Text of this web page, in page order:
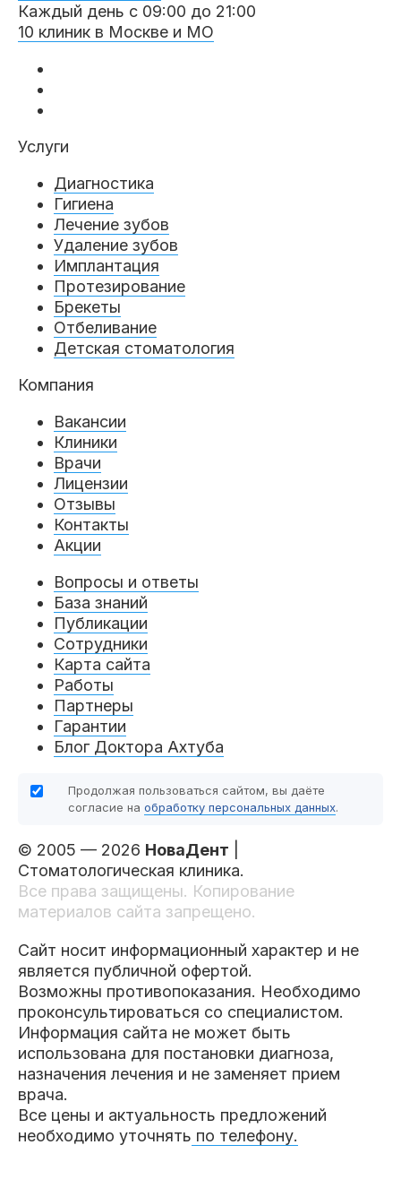
Каждый день с 09:00 до 21:00
10 клиник в Москве и МО
Услуги
Диагностика
Гигиена
Лечение зубов
Удаление зубов
Имплантация
Протезирование
Брекеты
Отбеливание
Детская стоматология
Компания
Вакансии
Клиники
Врачи
Лицензии
Отзывы
Контакты
Акции
Вопросы и ответы
База знаний
Публикации
Сотрудники
Карта сайта
Работы
Партнеры
Гарантии
Блог Доктора Ахтуба
Продолжая пользоваться сайтом, вы даёте
согласие на обработку персональных данных.
© 2005 — 2026 НоваДент
Стоматологическая клиника.
Все права защищены. Копирование
материалов сайта запрещено.
Сайт носит информационный характер и не
является публичной офертой.
Возможны противопоказания. Необходимо
проконсультироваться со специалистом.
Информация сайта не может быть
использована для постановки диагноза,
назначения лечения и не заменяет прием
врача.
Все цены и актуальность предложений
необходимо уточнять по телефону.